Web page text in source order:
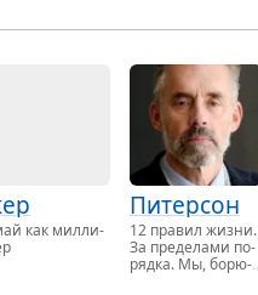
как мил­ли­
Питерсон
12 пра­вил жизни.
За пре­де­ла­ми по­
ряд­ка. Мы, бо­рю­